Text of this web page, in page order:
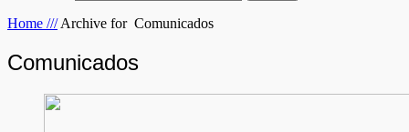
Home ///Archive for Comunicados
Comunicados